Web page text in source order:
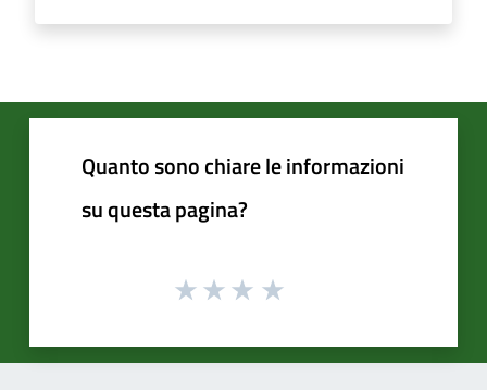
Quanto sono chiare le informazioni
su questa pagina?